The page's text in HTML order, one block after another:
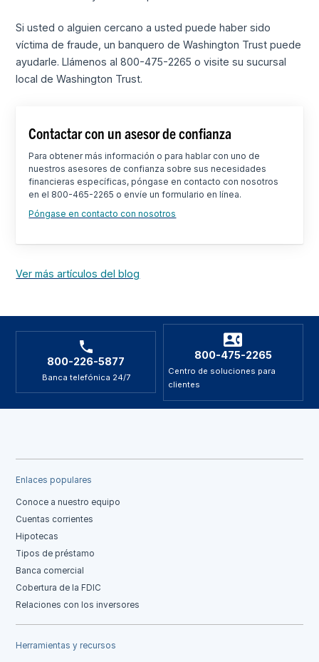
Si usted o alguien cercano a usted puede haber sido
víctima de fraude, un banquero de Washington Trust puede
ayudarle. Llámenos al 800-475-2265 o visite su sucursal
local de Washington Trust.
Contactar con un asesor de confianza
Para obtener más información o para hablar con uno de
nuestros asesores de confianza sobre sus necesidades
financieras específicas, póngase en contacto con nosotros
en el 800-465-2265 o envíe un formulario en línea.
Póngase en contacto con nosotros
Ver más artículos del blog
800-226-5877
Banca telefónica 24/7
800-475-2265
Centro de soluciones para
clientes
Enlaces populares
Conoce a nuestro equipo
Cuentas corrientes
Hipotecas
Tipos de préstamo
Banca comercial
Cobertura de la FDIC
Relaciones con los inversores
Herramientas y recursos